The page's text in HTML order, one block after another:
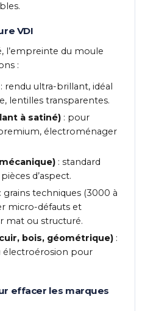
VDI
l’empreinte du moule
:
: rendu ultra-brillant, idéal
lentilles transparentes.
à satiné) : pour
électroménager
: standard
d’aspect.
: grains techniques (3000 à
micro-défauts et
mat ou structuré.
bois, géométrique) :
électroérosion pour
effacer les marques